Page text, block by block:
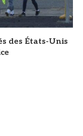
des États-Unis